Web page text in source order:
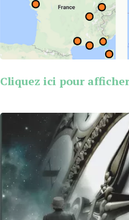
Cliquez ici pour